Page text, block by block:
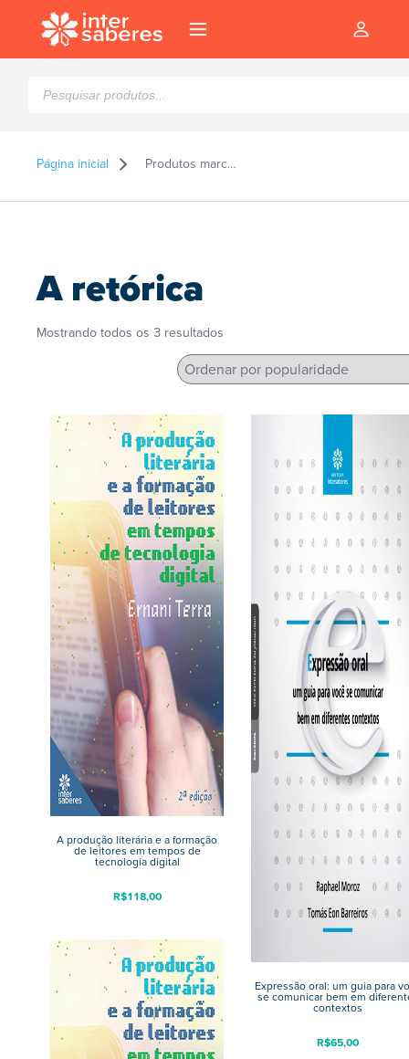
produtos
Página inicial Produtos marcados como “A retórica”
A retórica
Mostrando todos os 3 resultados
popularidade
A produção literária e a formação
de leitores em tempos de
tecnologia digital
R$118,00
Expressão oral: um guia para
se comunicar bem em
contextos
R$65,00